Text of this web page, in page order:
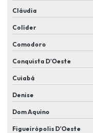
Instalação de câmeras
Instalação de câmeras
Instalação de câmeras de
Instalação de câmeras cftv
Instalação de câmeras em
Cláudia
Colíder
Comodoro
Conquista D’Oeste
Cuiabá
Denise
Dom Aquino
Figueirópolis D’Oeste